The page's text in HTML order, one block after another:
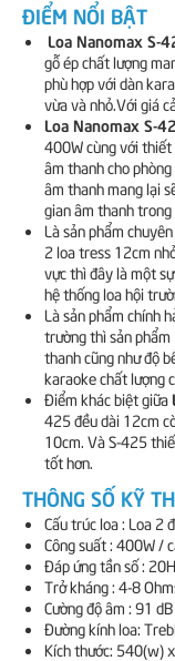
ĐIỂM NỔI BẬT
Loa Nanomax S-
gỗ ép chất lượng
phù hợp với dàn
vừa và nhỏ.Với giá
Loa Nanomax S-
400W cùng với thiết
âm thanh cho
âm thanh mang lại
gian âm thanh trong
Là sản phẩm
2 loa tress 12cm
vực thì đây là một
hệ thống loa hội
Là sản phẩm chính
trường thì sản phẩm
thanh cũng như độ
karaoke chất lượng
Điểm khác biệt giữa
425 đều dài 12cm
10cm. Và S-425
tốt hơn.
THÔNG SỐ KỸ
Cấu trúc loa : Loa 2
Công suất : 400W /
Đáp ứng tần số :
Trở kháng : 4-8
Cường độ âm : 91 dB
Đường kính loa:
Kích thước: 540(w)